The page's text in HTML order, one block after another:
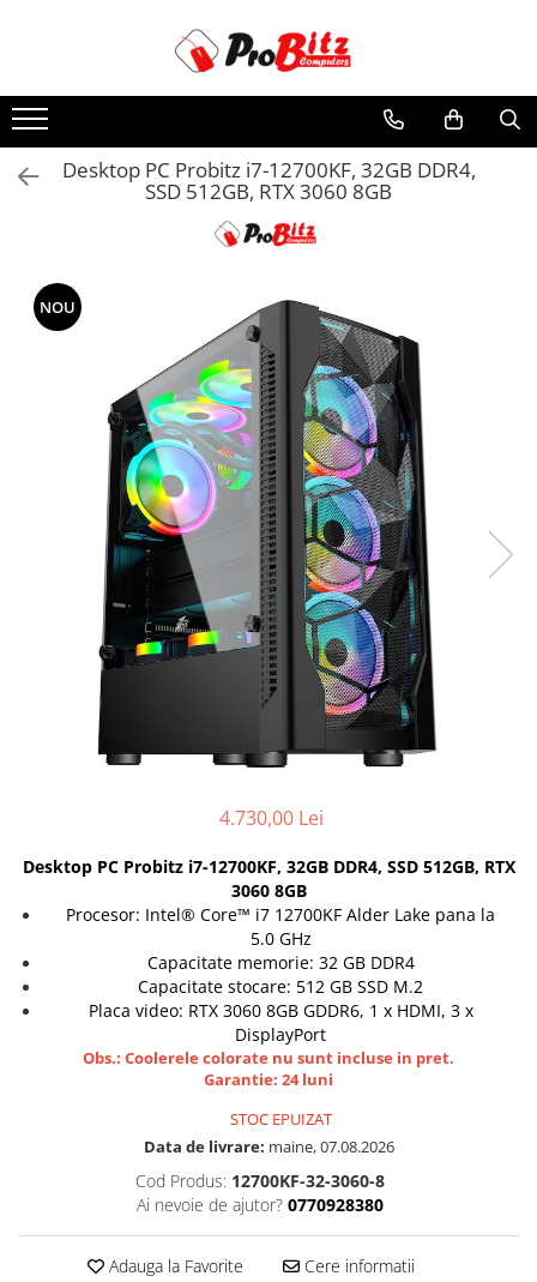
Laptopuri si accesorii
Laptopuri
Laptopuri Second-hand
Componente NOI Laptop
Baterii laptop
Componente REFURBISHED Laptop
Hard Disk-uri Refurbished
Accesorii Laptop
Docking stations
Genti Laptop
Incarcatoare laptop
Incarcatoare laptop refurbished
Standuri și Coolere Laptop
Alte accesorii
Card reader
PC, Componente & Software
Calculatoare SECOND-HAND
Calculatoare GAMING
Calculatoare RENEW
Calculatoare WORKSTATION
Hard Disk-uri Desktop
Surse PC
Desktop PC Probitz i7-12700KF, 32GB DDR4,
SSD 512GB, RTX 3060 8GB
NOU
4.730,00 Lei
Desktop PC Probitz i7-12700KF, 32GB DDR4, SSD 512GB, RTX
3060 8GB
Procesor: Intel® Core™ i7 12700KF Alder Lake pana la
5.0 GHz
Capacitate memorie: 32 GB DDR4
Capacitate stocare: 512 GB SSD M.2
Placa video: RTX 3060 8GB GDDR6, 1 x HDMI, 3 x
DisplayPort
Obs.: Coolerele colorate nu sunt incluse in pret.
Garantie: 24 luni
STOC EPUIZAT
Data de livrare: maine, 07.08.2026
Cod Produs: 12700KF-32-3060-8
Ai nevoie de ajutor? 0770928380
Adauga la Favorite Cere informatii